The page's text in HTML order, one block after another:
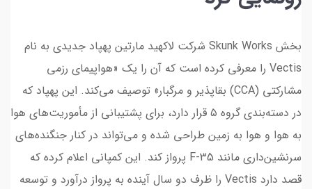
بخش Skunk Works شرکت لاکهید مارتین پهپاد جدیدی به نام
Vectis را معرفی کرده است که آن را یک «هواپیمای رزمی
مشارکتی (CCA) بقاپذیر و مرگبار» توصیف می‌کند. این پهپاد که
در دسته‌بندی گروه ۵ قرار دارد، برای پشتیبانی از مأموریت‌های هوا
به هوا و هوا به زمین طراحی شده و می‌تواند در کنار جنگنده‌های
سرنشین‌داری مانند F-35 پرواز کند. این کمپانی اعلام کرده که
قصد دارد Vectis را ظرف دو سال آینده به پرواز درآورد و توسعه